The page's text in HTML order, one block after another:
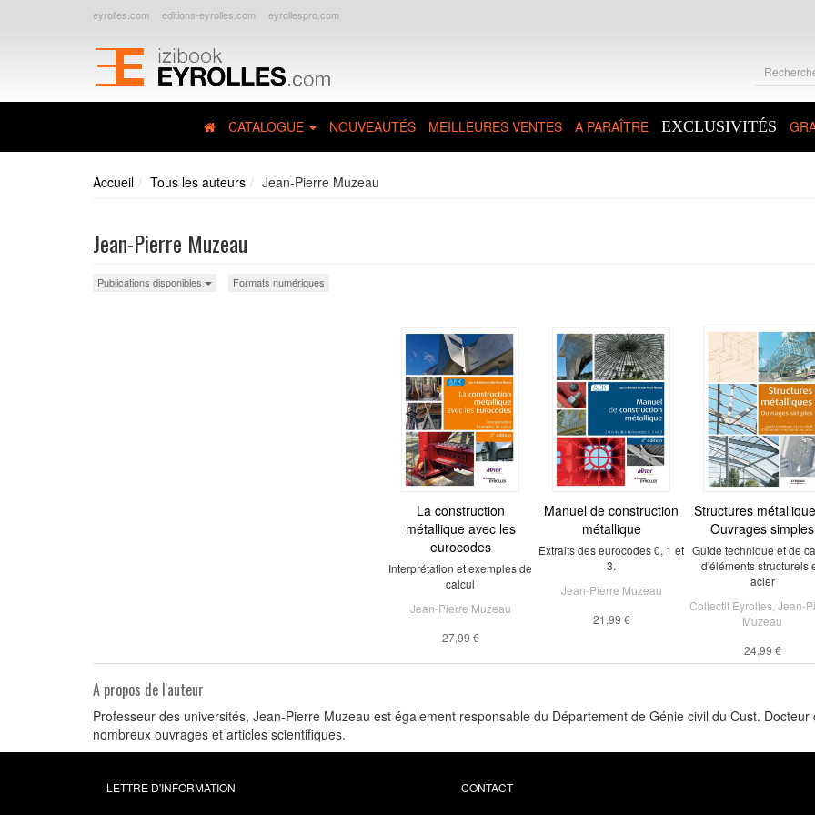
eyrolles.com editions-eyrolles.com eyrollespro.com
CATALOGUE NOUVEAUTÉS MEILLEURES VENTES A PARAÎTRE EXCLUSIVITÉS
Accueil Tous les auteurs Jean-Pierre Muzeau
Jean-Pierre Muzeau
Publications disponibles Formats numériques
La construction
métallique avec les
eurocodes
Interprétation et exemples de
calcul
Jean-Pierre Muzeau
27,99 €
Manuel de construction
métallique
Extraits des eurocodes 0, 1 et
3.
Jean-Pierre Muzeau
21,99 €
Structures
Ouvrages simples
Guide technique et de
d'éléments structurels
acier
Collectif Eyrolles, Jean-
Muzeau
24,99 €
A propos de l'auteur
Professeur des universités, Jean-Pierre Muzeau est également responsable du Département de Génie civil du Cust.
nombreux ouvrages et articles scientifiques.
LETTRE D'INFORMATION CONTACT